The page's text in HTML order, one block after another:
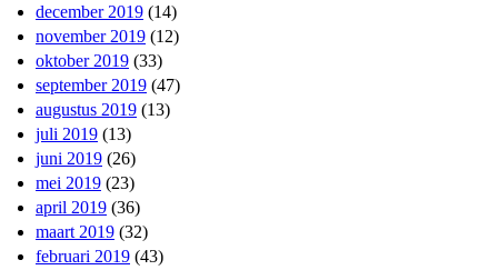
december 2019 (14)
november 2019 (12)
oktober 2019 (33)
september 2019 (47)
augustus 2019 (13)
juli 2019 (13)
juni 2019 (26)
mei 2019 (23)
april 2019 (36)
maart 2019 (32)
februari 2019 (43)